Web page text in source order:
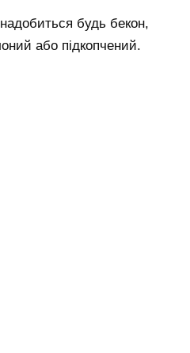
будь бекон,
або підкопчений.